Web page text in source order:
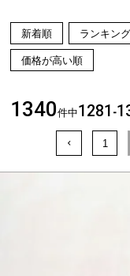
新着順 ランキング
価格が高い順
1340件中1281 -
1